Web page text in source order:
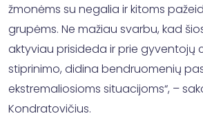
žmonėms su negalia ir kitoms
grupėms. Ne mažiau svarbu, kad
aktyviau prisideda ir prie gyventojų
stiprinimo, didina bendruomenių
ekstremaliosioms situacijoms“, –
Kondratovičius.